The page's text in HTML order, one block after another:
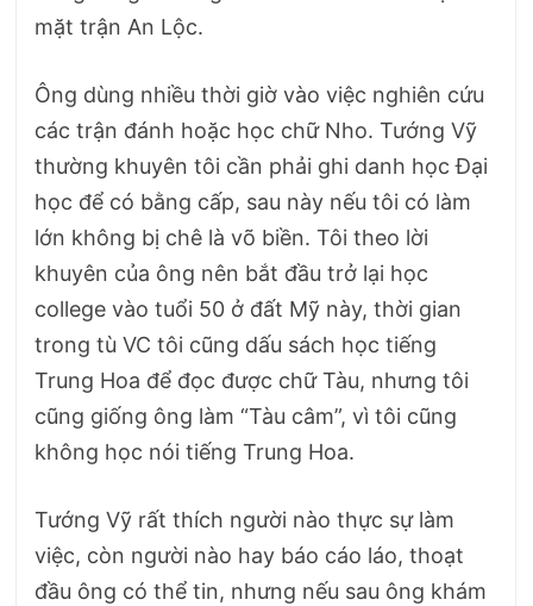
mặt trận An Lộc.
Ông dùng nhiều thời giờ vào việc nghiên cứu
các trận đánh hoặc học chữ Nho. Tướng Vỹ
thường khuyên tôi cần phải ghi danh học Đại
học để có bằng cấp, sau này nếu tôi có làm
lớn không bị chê là võ biền. Tôi theo lời
khuyên của ông nên bắt đầu trở lại học
college vào tuổi 50 ở đất Mỹ này, thời gian
trong tù VC tôi cũng dấu sách học tiếng
Trung Hoa để đọc được chữ Tàu, nhưng tôi
cũng giống ông làm “Tàu câm”, vì tôi cũng
không học nói tiếng Trung Hoa.
Tướng Vỹ rất thích người nào thực sự làm
việc, còn người nào hay báo cáo láo, thoạt
đầu ông có thể tin, nhưng nếu sau ông khám